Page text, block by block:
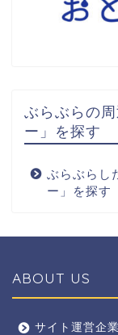
ぶらぶらの
ー」を探す
ぶらぶらし
ー」を探す
ABOUT US
サイト運営企業